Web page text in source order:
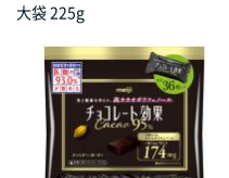
大袋 225g